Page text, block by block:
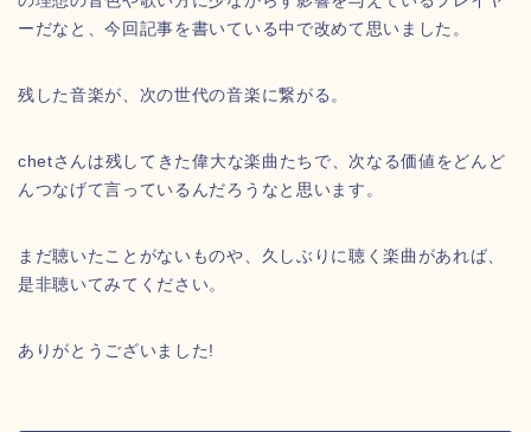
ーだなと、今回記事を書いている中で改めて思いました。
残した音楽が、次の世代の音楽に繋がる。
chetさんは残してきた偉大な楽曲たちで、次なる価値をどんど
んつなげて言っているんだろうなと思います。
まだ聴いたことがないものや、久しぶりに聴く楽曲があれば、
是非聴いてみてください。
ありがとうございました!